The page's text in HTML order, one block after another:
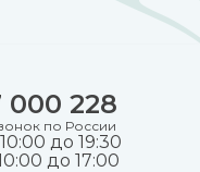
000 228
по России
до 19:30
до 17:00